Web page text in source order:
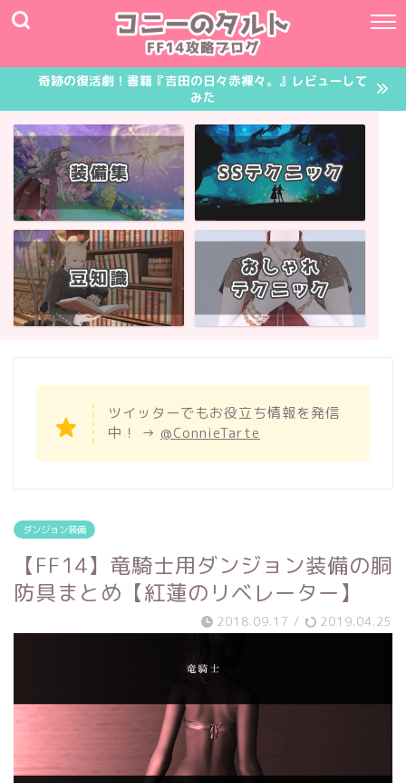
奇跡の復活劇！書籍『吉田の日々赤裸々。』レビューして
みた
ツイッターでもお役立ち情報を発信
中！ → @ConnieTarte
ダンジョン装備
【FF14】竜騎士用ダンジョン装備の胴
防具まとめ【紅蓮のリベレーター】
2018.09.17 / 2019.04.25